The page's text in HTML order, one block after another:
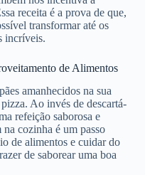
receita é a prova de que,
transformar até os
incríveis.
de Alimentos
amanhecidos na sua
Ao invés de descartá-
refeição saborosa e
cozinha é um passo
de alimentos e cuidar do
de saborear uma boa